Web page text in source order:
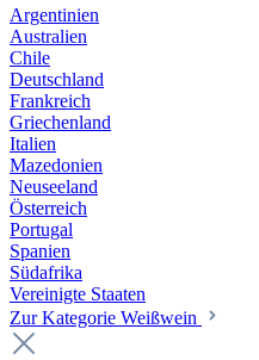
Argentinien
Australien
Chile
Deutschland
Frankreich
Griechenland
Italien
Mazedonien
Neuseeland
Österreich
Portugal
Spanien
Südafrika
Vereinigte Staaten
Zur Kategorie Weißwein